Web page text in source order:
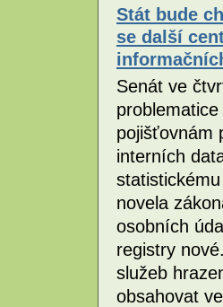
Stát bude
se další
Senát ve
pojišťovnám
interních
novela
osobních
registry
služeb
obsahovat